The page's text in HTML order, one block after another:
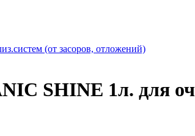
SHINE 1л. для